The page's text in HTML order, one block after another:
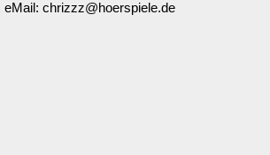
| eMail: chrizzz@hoerspiele.de